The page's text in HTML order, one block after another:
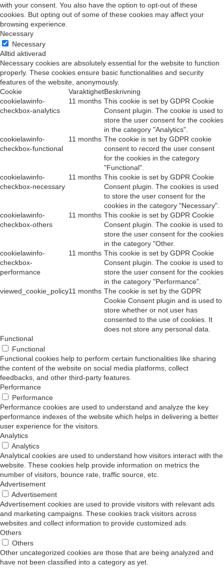
with your consent. You also have the option to opt-out of these
cookies. But opting out of some of these cookies may affect your
browsing experience.
Necessary
Necessary
Alltid aktiverad
Necessary cookies are absolutely essential for the website to function
properly. These cookies ensure basic functionalities and security
features of the website, anonymously.
Cookie
VaraktighetBeskrivning
cookielawinfo-
checkbox-analytics
11 months This cookie is set by GDPR Cookie
Consent plugin. The cookie is used to
store the user consent for the cookies
in the category "Analytics".
cookielawinfo-
checkbox-functional
11 months The cookie is set by GDPR cookie
consent to record the user consent
for the cookies in the category
"Functional".
cookielawinfo-
checkbox-necessary
11 months This cookie is set by GDPR Cookie
Consent plugin. The cookies is used
to store the user consent for the
cookies in the category "Necessary".
cookielawinfo-
checkbox-others
11 months This cookie is set by GDPR Cookie
Consent plugin. The cookie is used to
store the user consent for the cookies
in the category "Other.
cookielawinfo-
checkbox-
performance
11 months This cookie is set by GDPR Cookie
Consent plugin. The cookie is used to
store the user consent for the cookies
in the category "Performance".
viewed_cookie_policy11 months The cookie is set by the GDPR
Cookie Consent plugin and is used to
store whether or not user has
consented to the use of cookies. It
does not store any personal data.
Functional
Functional
Functional cookies help to perform certain functionalities like sharing
the content of the website on social media platforms, collect
feedbacks, and other third-party features.
Performance
Performance
Performance cookies are used to understand and analyze the key
performance indexes of the website which helps in delivering a better
user experience for the visitors.
Analytics
Analytics
Analytical cookies are used to understand how visitors interact with the
website. These cookies help provide information on metrics the
number of visitors, bounce rate, traffic source, etc.
Advertisement
Advertisement
Advertisement cookies are used to provide visitors with relevant ads
and marketing campaigns. These cookies track visitors across
websites and collect information to provide customized ads.
Others
Others
Other uncategorized cookies are those that are being analyzed and
have not been classified into a category as yet.